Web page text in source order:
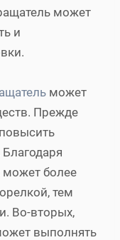
может
и
может
Прежде
более
тем
Во-вторых,
выполнять